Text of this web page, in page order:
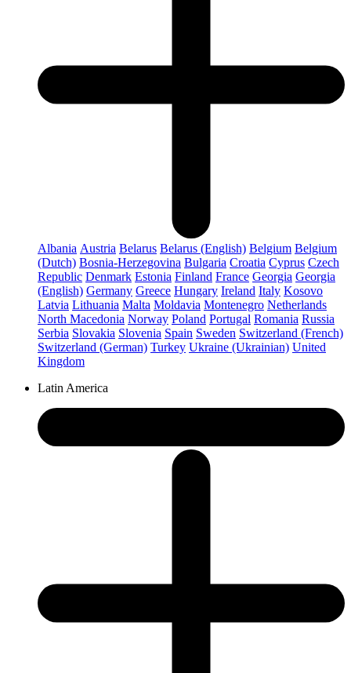
Albania Austria Belarus Belarus (English) Belgium Belgium
(Dutch) Bosnia-Herzegovina Bulgaria Croatia Cyprus Czech
Republic Denmark Estonia Finland France Georgia Georgia
(English) Germany Greece Hungary Ireland Italy Kosovo
Latvia Lithuania Malta Moldavia Montenegro Netherlands
North Macedonia Norway Poland Portugal Romania Russia
Serbia Slovakia Slovenia Spain Sweden Switzerland (French)
Switzerland (German) Turkey Ukraine (Ukrainian) United
Kingdom
Latin America